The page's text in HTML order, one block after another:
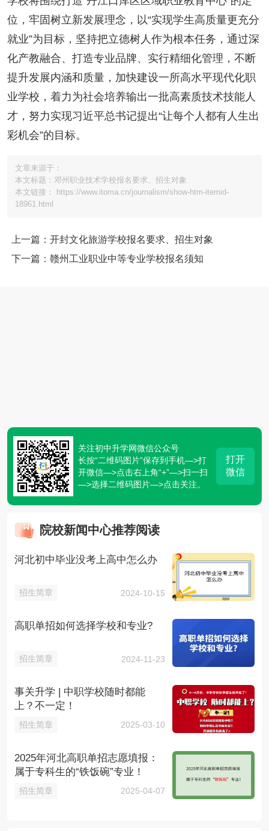
位，牢固树立新发展理念，以“实现学生高质量更充分
就业”为目标，坚持把立德树人作为根本任务，通过深
化产教融合、打造专业品牌、实行精细化管理，不断
提升发展内涵和质量，加快建设一所高水平现代化职
业学校，着力为社会培养输出一批高素质技术技能人
才，努力实现习近平总书记提出“让每个人都有人生出
彩机会”的目标。
文章来源于：
本文标题：邓州职业技术学校报名要求、招生对象
本文链接： https://www.itoma.cn/journalism/show-htm-itemid-
18961.html
上一篇：开封文化旅游学校报名要求、招生对象
下一篇：赣州工业职业中等专业学校报名须知
关注初中升学网微信公众号
长按“二维码图片”保存到手机—>打
开微信—>点击右上角“+”—>扫一扫
—>选择二维码图片—>点击关注。
打开
微信
院校新闻中心推荐阅读
河北初中毕业没考上高中怎么办
招生简章 2024-10-15
高职单招如何选择学校和专业?
招生简章 2024-11-23
事关升学 | 中职学校随时都能
上？不一定！
招生简章 2025-03-10
2025年河北高职单招志愿填报：
属于专科生的“铁饭碗”专业！
招生简章 2025-04-07